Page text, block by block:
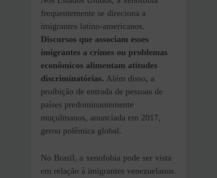
frequentemente se direciona a
imigrantes latino-americanos.
Discursos que associam esses
imigrantes a crimes ou problemas
econômicos alimentam atitudes
discriminatórias. Além disso, a
proibição de entrada de pessoas de
países predominantemente
muçulmanos, anunciada em 2017,
gerou polêmica global.
No Brasil, a xenofobia pode ser vista
em relação à imigrantes venezuelanos.